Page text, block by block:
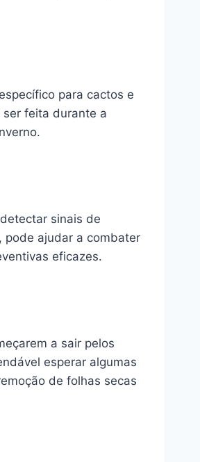
para cactos e
feita durante a
sinais de
pode ajudar a combater
eficazes.
a sair pelos
esperar algumas
de folhas secas